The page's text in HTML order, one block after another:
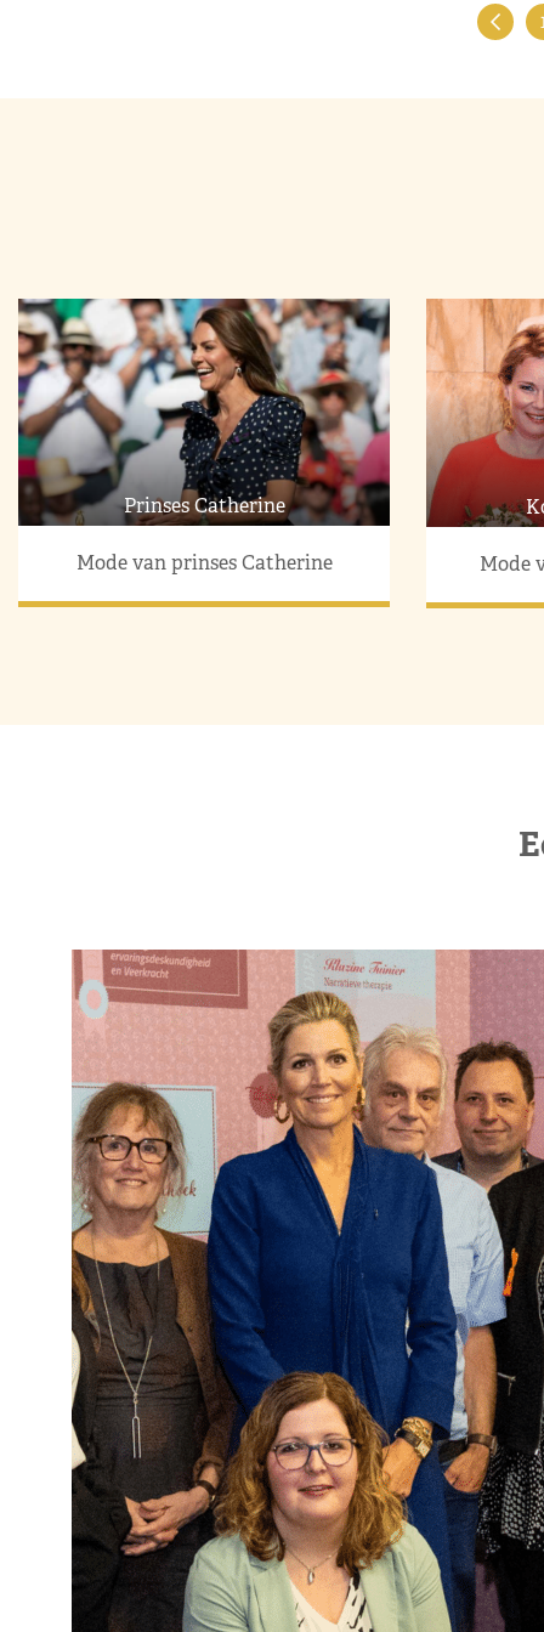
Prinses Catherine
Mode van prinses Catherine Mode